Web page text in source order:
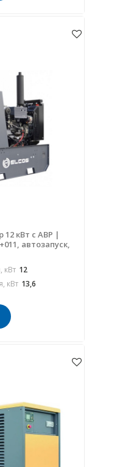
кВт с АВР |
автозапуск,
кВт 12
кВт 13,6